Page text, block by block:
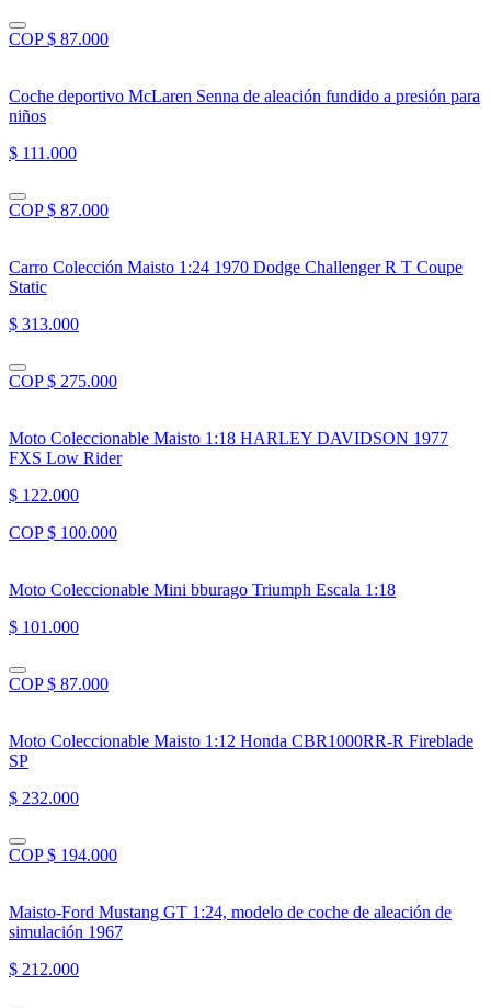
COP $ 87.000
Coche deportivo McLaren Senna de aleación fundido a presión para
niños
$ 111.000
COP $ 87.000
Carro Colección Maisto 1:24 1970 Dodge Challenger R T Coupe
Static
$ 313.000
COP $ 275.000
Moto Coleccionable Maisto 1:18 HARLEY DAVIDSON 1977
FXS Low Rider
$ 122.000
COP $ 100.000
Moto Coleccionable Mini bburago Triumph Escala 1:18
$ 101.000
COP $ 87.000
Moto Coleccionable Maisto 1:12 Honda CBR1000RR-R Fireblade
SP
$ 232.000
COP $ 194.000
Maisto-Ford Mustang GT 1:24, modelo de coche de aleación de
simulación 1967
$ 212.000